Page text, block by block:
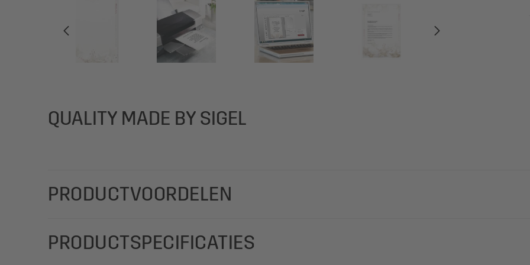
QUALITY MADE BY SIGEL
PRODUCTVOORDELEN
Voor bijzondere kerstwensen die u individueel kunt printen en beschrijven. Met uniek design en in een mum
Timber" (Motiv: sterren in grijs) in formaat A4 (fijn papier, 90 g/m², 25 bladen). Hoogwaardig afgewerkt: rode
PRODUCTSPECIFICATIES